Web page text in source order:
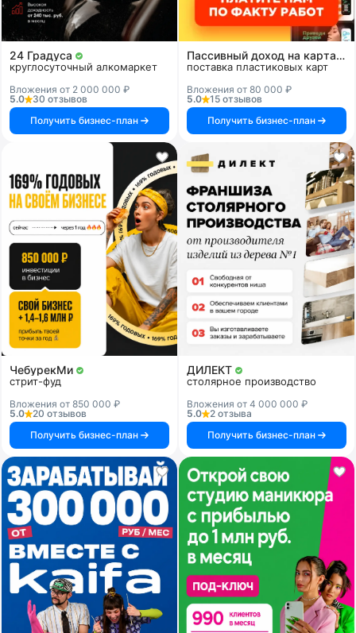
24 Градуса
круглосуточный алкомаркет
Вложения от 2 000 000 ₽
5.0
30 отзывов
Получить бизнес-план
Пассивный доход на картах и системах
поставка пластиковых карт
Вложения от 80 000 ₽
5.0
15 отзывов
Получить бизнес-план
ЧебурекМи
стрит-фуд
Вложения от 850 000 ₽
5.0
20 отзывов
Получить бизнес-план
ДИЛЕКТ
столярное производство
Вложения от 4 000 000 ₽
5.0
2 отзыва
Получить бизнес-план